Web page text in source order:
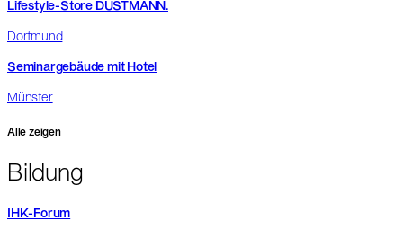
Lifestyle-Store DUSTMANN.
Dortmund
Seminargebäude mit Hotel
Münster
Alle zeigen
Bildung
IHK-Forum